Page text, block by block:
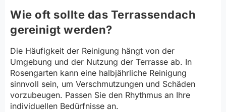
Wie oft sollte das Terrassendach
gereinigt werden?
Die Häufigkeit der Reinigung hängt von der
Umgebung und der Nutzung der Terrasse ab. In
Rosengarten kann eine halbjährliche Reinigung
sinnvoll sein, um Verschmutzungen und Schäden
vorzubeugen. Passen Sie den Rhythmus an Ihre
individuellen Bedürfnisse an.